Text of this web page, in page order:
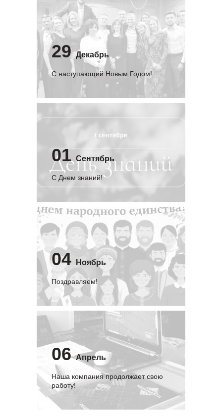
29 Декабрь
С наступающий Новым Годом!
01 Сентябрь
C Днем знаний!
04 Ноябрь
Поздравляем!
06 Апрель
Наша компания продолжает свою
работу!